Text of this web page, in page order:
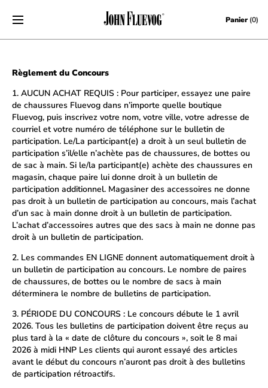
Skip to content Panier(0)
Règlement du Concours
1. AUCUN ACHAT REQUIS : Pour participer, essayez une paire
de chaussures Fluevog dans n’importe quelle boutique
Fluevog, puis inscrivez votre nom, votre ville, votre adresse de
courriel et votre numéro de téléphone sur le bulletin de
participation. Le/La participant(e) a droit à un seul bulletin de
participation s’il/elle n’achète pas de chaussures, de bottes ou
de sac à main. Si le/la participant(e) achète des chaussures en
magasin, chaque paire lui donne droit à un bulletin de
participation additionnel. Magasiner des accessoires ne donne
pas droit à un bulletin de participation au concours, mais l’achat
d’un sac à main donne droit à un bulletin de participation.
L’achat d’accessoires autres que des sacs à main ne donne pas
droit à un bulletin de participation.
2. Les commandes EN LIGNE donnent automatiquement droit à
un bulletin de participation au concours. Le nombre de paires
de chaussures, de bottes ou le nombre de sacs à main
déterminera le nombre de bulletins de participation.
3. PÉRIODE DU CONCOURS : Le concours débute le 1 avril
2026. Tous les bulletins de participation doivent être reçus au
plus tard à la « date de clôture du concours », soit le 8 mai
2026 à midi HNP Les clients qui auront essayé des articles
avant le début du concours n’auront pas droit à des bulletins
de participation rétroactifs.